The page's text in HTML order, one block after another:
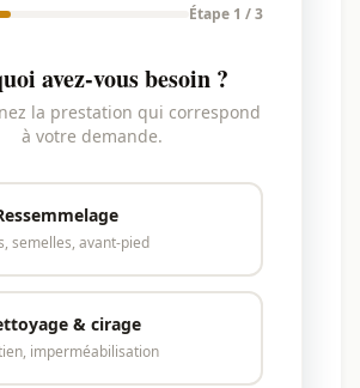
Étape 1 / 3
avez-vous besoin ?
la prestation qui correspond
à votre demande.
semelles, avant-pied
& cirage
imperméabilisation